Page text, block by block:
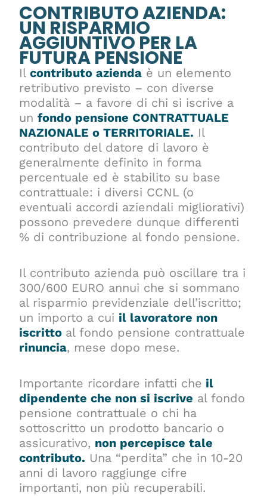
CONTRIBUTO AZIENDA:
UN RISPARMIO
AGGIUNTIVO PER LA
FUTURA PENSIONE
Ilcontributo azienda è un elemento
retributivo previsto – con diverse
modalità – a favore di chi si iscrive a
unfondo pensione CONTRATTUALE
NAZIONALE o TERRITORIALE. Il
contributo del datore di lavoro è
generalmente definito in forma
percentuale ed è stabilito su base
contrattuale: i diversi CCNL (o
eventuali accordi aziendali migliorativi)
possono prevedere dunque differenti
% di contribuzione al fondo pensione.
Il contributo azienda può oscillare tra i
300/600 EURO annui che si sommano
al risparmio previdenziale dell’iscritto;
un importo a cui il lavoratore non
iscritto al fondo pensione contrattuale
rinuncia, mese dopo mese.
Importante ricordare infatti che il
dipendente che non si iscrive al fondo
pensione contrattuale o chi ha
sottoscritto un prodotto bancario o
assicurativo, non percepisce tale
contributo. Una “perdita” che in 10-20
anni di lavoro raggiunge cifre
importanti, non più recuperabili.